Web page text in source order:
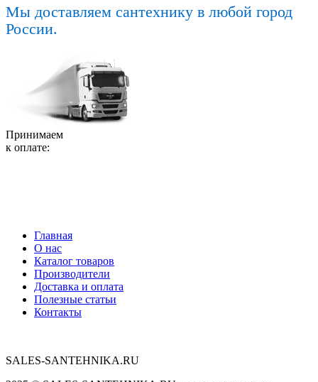
Мы доставляем сантехнику в любой город
России.
Принимаем
к оплате:
Главная
О нас
Каталог товаров
Производители
Доставка и оплата
Полезные статьи
Контакты
SALES-SANTEHNIKA.RU